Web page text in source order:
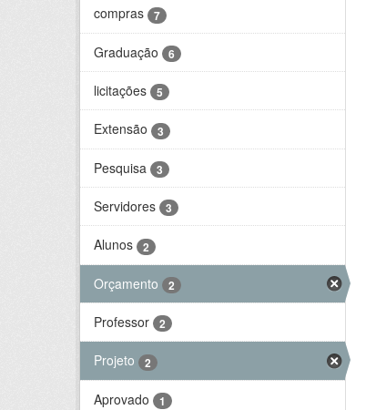
compras
7
Graduação 6
licitações 5
Extensão 3
Pesquisa 3
Servidores 3
Alunos 2
Orçamento 2
Professor 2
Projeto 2
Aprovado 1